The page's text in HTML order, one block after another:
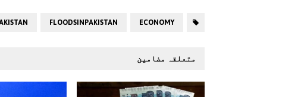
ECONOMY
FLOODSINPAKISTAN
متعلقہ مضامین